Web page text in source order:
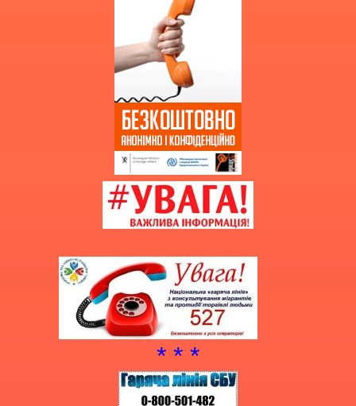
Витяг з протоколу про випуск
учнів (вихованців)
НМТ 2025
* * *